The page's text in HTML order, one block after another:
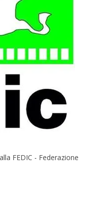
FEDIC - Federazione